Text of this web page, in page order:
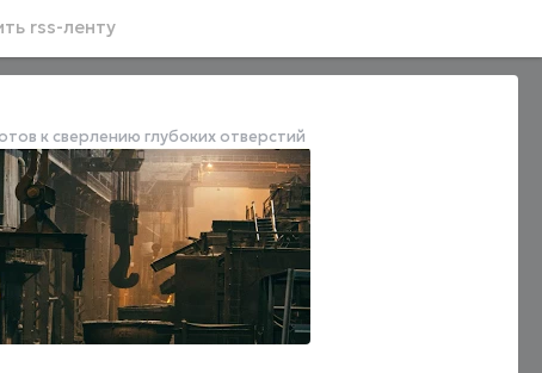
rss-ленту
к сверлению глубоких отверстий